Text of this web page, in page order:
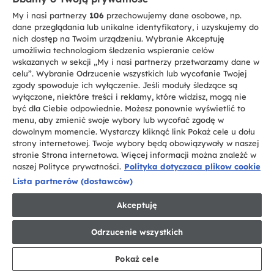
Lodówki 3-drzwiowe
3D 60 Series 5
HTW 5618CNMG
3 367 złzaoszczędzonej energii
Srebro za oszczędność energii
To
działanie
otworzy
narzędzie
do
energii
Wolnostojące, 3-drzwiowa, Bezszronowa, Oświetlenie Led,
Klasa energetyczna C
My i nasi partnerzy 106 przechowujemy dane osobowe, np.
dane przeglądania lub unikalne identyfikatory, i uzyskujemy do
nich dostęp na Twoim urządzeniu. Wybranie Akceptuję
umożliwia technologiom śledzenia wspieranie celów
wskazanych w sekcji „My i nasi partnerzy przetwarzamy dane w
celu”. Wybranie Odrzucenie wszystkich lub wycofanie Twojej
zgody spowoduje ich wyłączenie. Jeśli moduły śledzące są
wyłączone, niektóre treści i reklamy, które widzisz, mogą nie
być dla Ciebie odpowiednie. Możesz ponownie wyświetlić to
menu, aby zmienić swoje wybory lub wycofać zgodę w
dowolnym momencie. Wystarczy kliknąć link Pokaż cele u dołu
strony internetowej. Twoje wybory będą obowiązywały w naszej
stronie Strona internetowa. Więcej informacji można znaleźć w
naszej Polityce prywatności. Polityka dotyczaca plikow cookie
Lista partnerów (dostawców)
Akceptuję
Odrzucenie wszystkich
Pokaż cele